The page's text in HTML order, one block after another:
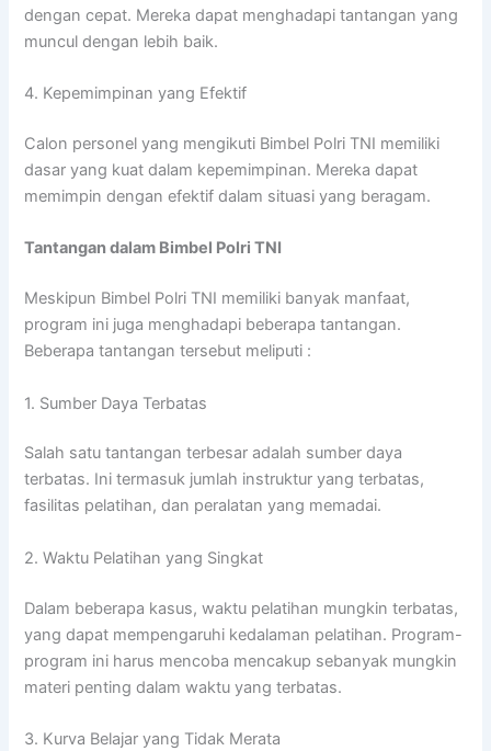
dengan cepat. Mereka dapat menghadapi tantangan yang
muncul dengan lebih baik.
4. Kepemimpinan yang Efektif
Calon personel yang mengikuti Bimbel Polri TNI memiliki
dasar yang kuat dalam kepemimpinan. Mereka dapat
memimpin dengan efektif dalam situasi yang beragam.
Tantangan dalam Bimbel Polri TNI
Meskipun Bimbel Polri TNI memiliki banyak manfaat,
program ini juga menghadapi beberapa tantangan.
Beberapa tantangan tersebut meliputi :
1. Sumber Daya Terbatas
Salah satu tantangan terbesar adalah sumber daya
terbatas. Ini termasuk jumlah instruktur yang terbatas,
fasilitas pelatihan, dan peralatan yang memadai.
2. Waktu Pelatihan yang Singkat
Dalam beberapa kasus, waktu pelatihan mungkin terbatas,
yang dapat mempengaruhi kedalaman pelatihan. Program-
program ini harus mencoba mencakup sebanyak mungkin
materi penting dalam waktu yang terbatas.
3. Kurva Belajar yang Tidak Merata